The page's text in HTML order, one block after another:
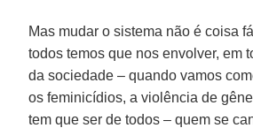
Mas mudar o sistema não é coisa
todos temos que nos envolver, em
da sociedade – quando vamos
os feminicídios, a violência de
tem que ser de todos – quem se